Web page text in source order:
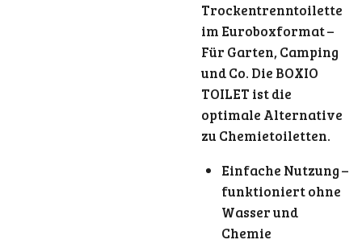
Trockentrenntoilette
im Euroboxformat –
Für Garten, Camping
und Co. Die BOXIO
TOILET ist die
optimale Alternative
zu Chemietoiletten.
Einfache Nutzung –
funktioniert ohne
Wasser und
Chemie